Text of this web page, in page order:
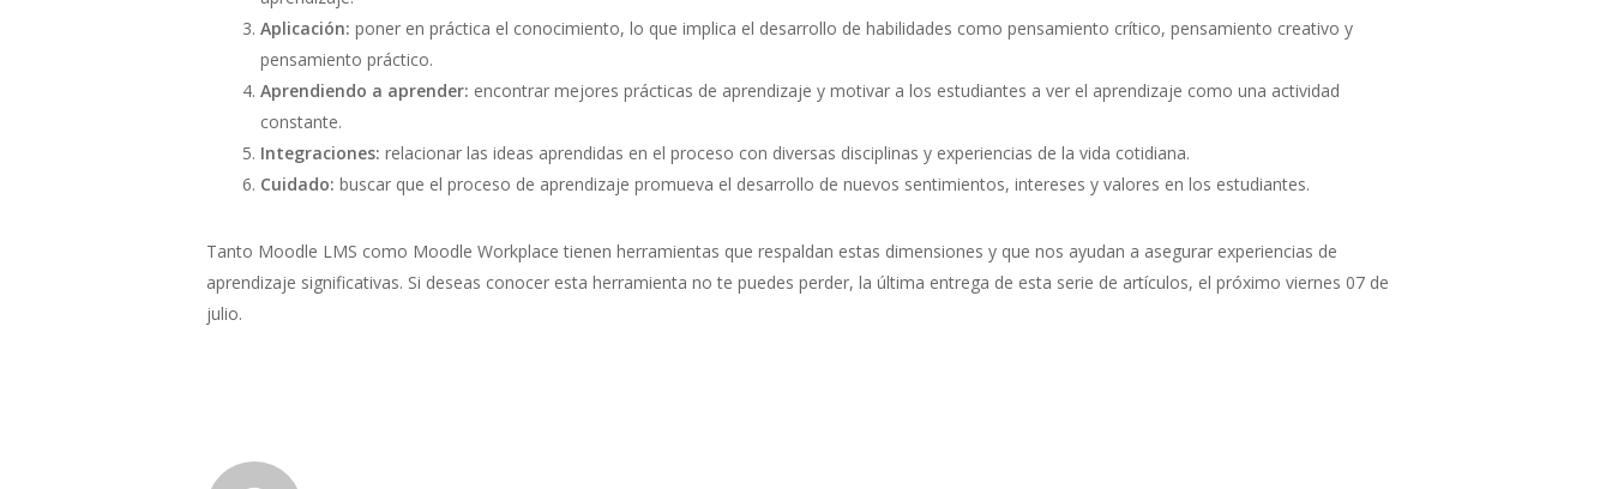
Aplicación: poner en práctica el conocimiento, lo que implica el desarrollo de habilidades como pensamiento crítico, pensamiento creativo y
pensamiento práctico.
Aprendiendo a aprender: encontrar mejores prácticas de aprendizaje y motivar a los estudiantes a ver el aprendizaje como una actividad
constante.
Integraciones: relacionar las ideas aprendidas en el proceso con diversas disciplinas y experiencias de la vida cotidiana.
Cuidado: buscar que el proceso de aprendizaje promueva el desarrollo de nuevos sentimientos, intereses y valores en los estudiantes.
Tanto Moodle LMS como Moodle Workplace tienen herramientas que respaldan estas dimensiones y que nos ayudan a asegurar experiencias de
aprendizaje significativas. Si deseas conocer esta herramienta no te puedes perder, la última entrega de esta serie de artículos, el próximo viernes 07 de
julio.